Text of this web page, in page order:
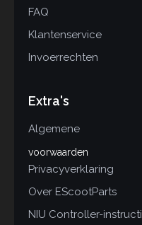
FAQ
Klantenservice
Invoerrechten
Extra's
Algemene
voorwaarden
Privacyverklaring
Over EScootParts
NIU Controller-